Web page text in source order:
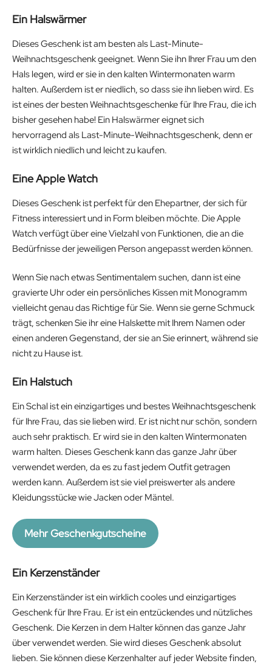
Ein Halswärmer
Dieses Geschenk ist am besten als Last-Minute-
Weihnachtsgeschenk geeignet. Wenn Sie ihn Ihrer Frau um den
Hals legen, wird er sie in den kalten Wintermonaten warm
halten. Außerdem ist er niedlich, so dass sie ihn lieben wird. Es
ist eines der besten Weihnachtsgeschenke für Ihre Frau, die ich
bisher gesehen habe! Ein Halswärmer eignet sich
hervorragend als Last-Minute-Weihnachtsgeschenk, denn er
ist wirklich niedlich und leicht zu kaufen.
Eine Apple Watch
Dieses Geschenk ist perfekt für den Ehepartner, der sich für
Fitness interessiert und in Form bleiben möchte. Die Apple
Watch verfügt über eine Vielzahl von Funktionen, die an die
Bedürfnisse der jeweiligen Person angepasst werden können.
Wenn Sie nach etwas Sentimentalem suchen, dann ist eine
gravierte Uhr oder ein persönliches Kissen mit Monogramm
vielleicht genau das Richtige für Sie. Wenn sie gerne Schmuck
trägt, schenken Sie ihr eine Halskette mit Ihrem Namen oder
einen anderen Gegenstand, der sie an Sie erinnert, während sie
nicht zu Hause ist.
Ein Halstuch
Ein Schal ist ein einzigartiges und bestes Weihnachtsgeschenk
für Ihre Frau, das sie lieben wird. Er ist nicht nur schön, sondern
auch sehr praktisch. Er wird sie in den kalten Wintermonaten
warm halten. Dieses Geschenk kann das ganze Jahr über
verwendet werden, da es zu fast jedem Outfit getragen
werden kann. Außerdem ist sie viel preiswerter als andere
Kleidungsstücke wie Jacken oder Mäntel.
Mehr Geschenkgutscheine
Ein Kerzenständer
Ein Kerzenständer ist ein wirklich cooles und einzigartiges
Geschenk für Ihre Frau. Er ist ein entzückendes und nützliches
Geschenk. Die Kerzen in dem Halter können das ganze Jahr
über verwendet werden. Sie wird dieses Geschenk absolut
lieben. Sie können diese Kerzenhalter auf jeder Website finden,